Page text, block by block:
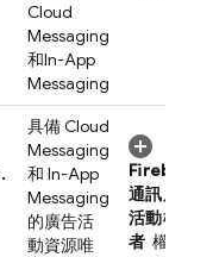
Cloud
Messaging
和In-App
Messaging
.
具備Cloud
Messaging
和 In-App
Messaging
的廣告活
動資源唯
Firebase
通訊廣告
活動檢視
者 權限